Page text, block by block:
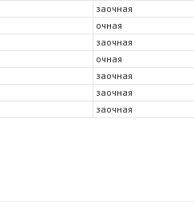
заочная
очная
заочная
очная
заочная
заочная
заочная